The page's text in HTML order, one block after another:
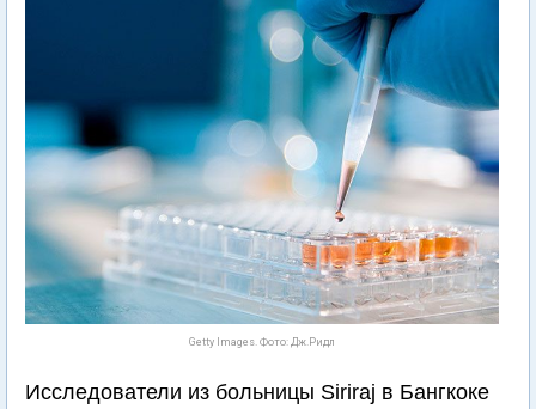
Getty Images. Фото: Дж.Ридл
Исследователи из больницы Siriraj в Бангкоке